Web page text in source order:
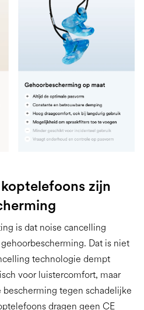
zijn
is dat noise cancelling
Dat is niet
technologie dempt
voor luistercomfort, maar
tegen schadelijke
dragen geen CE